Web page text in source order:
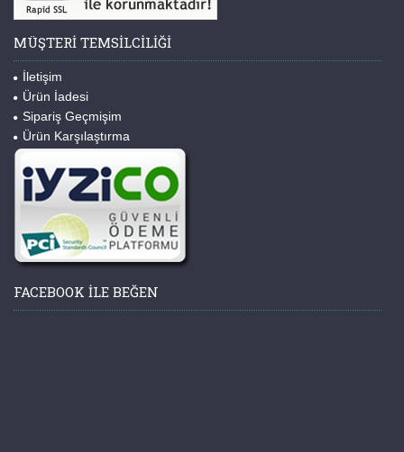
MÜŞTERI TEMSILCILIĞI
İletişim
Ürün İadesi
Sipariş Geçmişim
Ürün Karşılaştırma
FACEBOOK ILE BEĞEN